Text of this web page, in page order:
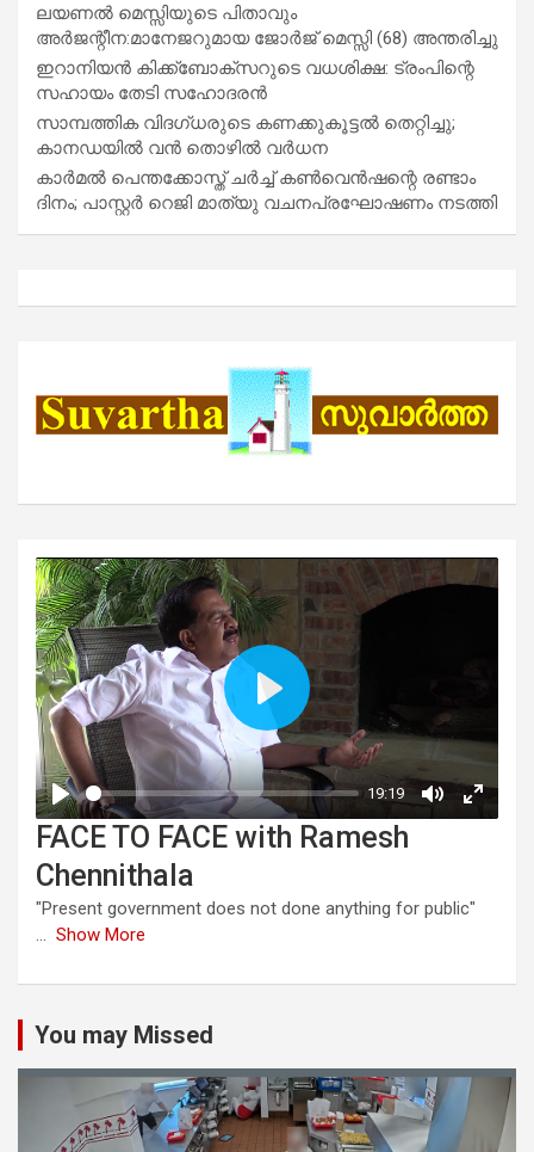
ലയണൽ മെസ്സിയുടെ പിതാവും
അർജന്റീന:മാനേജറുമായ ജോർജ് മെസ്സി (68) അന്തരിച്ചു
ഇറാനിയൻ കിക്ക്ബോക്സറുടെ വധശിക്ഷ: ട്രംപിന്റെ
സഹായം തേടി സഹോദരൻ
സാമ്പത്തിക വിദഗ്ധരുടെ കണക്കുകൂട്ടൽ തെറ്റിച്ചു;
കാനഡയിൽ വൻ തൊഴിൽ വർധന
കാർമൽ പെന്തക്കോസ്ത് ചർച്ച് കൺവെൻഷന്റെ രണ്ടാം
ദിനം; പാസ്റ്റർ റെജി മാത്യു വചനപ്രഘോഷണം നടത്തി
FACE TO FACE with Ramesh
Chennithala
"Present government does not done anything for public"
... Show More
You may Missed